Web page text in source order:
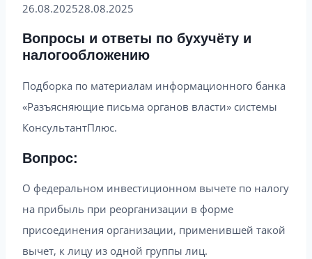
26.08.202528.08.2025
Вопросы и ответы по бухучёту и
налогообложению
Подборка по материалам информационного банка
«Разъясняющие письма органов власти» системы
КонсультантПлюс.
Вопрос:
О федеральном инвестиционном вычете по налогу
на прибыль при реорганизации в форме
присоединения организации, применившей такой
вычет, к лицу из одной группы лиц.